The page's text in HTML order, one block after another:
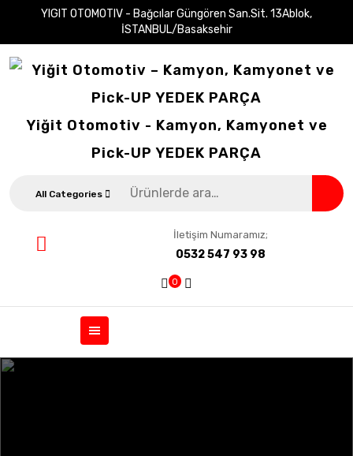
YIGIT OTOMOTIV - Bağcılar Güngören San.Sit. 13Ablok,
İSTANBUL/Basaksehir
Yiğit Otomotiv - Kamyon, Kamyonet ve
Pick-UP YEDEK PARÇA
All Categories
İletişim Numaramız;
0532 547 93 98
0